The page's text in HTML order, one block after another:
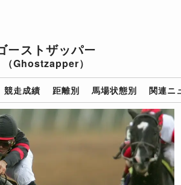
ーストザッパー
（Ghostzapper）
競走成績 距離別 馬場状態別 関連ニ